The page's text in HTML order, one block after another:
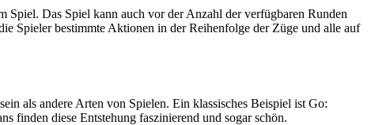
Das Spiel kann auch vor der Anzahl der verfügbaren Runden
Spieler bestimmte Aktionen in der Reihenfolge der Züge und alle auf
als andere Arten von Spielen. Ein klassisches Beispiel ist Go:
finden diese Entstehung faszinierend und sogar schön.